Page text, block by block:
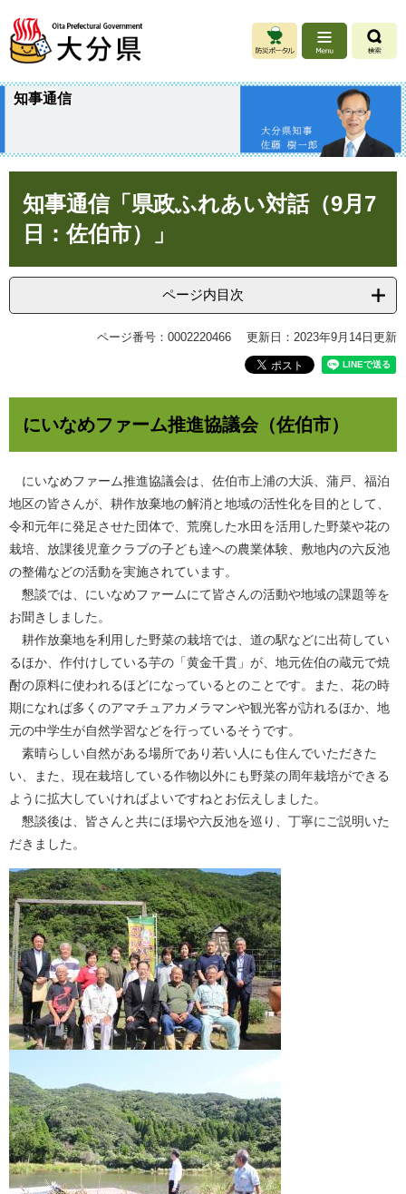
ジ
先
。
ュ
を
て
知事通信
知事通信「県政ふれあい対話（9月7
日：佐伯市）」
ページ内目次
ページ番号：0002220466 更新日：2023年9月14日更新
にいなめファーム推進協議会（佐伯市）
にいなめファーム推進協議会は、佐伯市上浦の大浜、蒲戸、福泊
地区の皆さんが、耕作放棄地の解消と地域の活性化を目的として、
令和元年に発足させた団体で、荒廃した水田を活用した野菜や花の
栽培、放課後児童クラブの子ども達への農業体験、敷地内の六反池
の整備などの活動を実施されています。
懇談では、にいなめファームにて皆さんの活動や地域の課題等を
お聞きしました。
耕作放棄地を利用した野菜の栽培では、道の駅などに出荷してい
るほか、作付けしている芋の「黄金千貫」が、地元佐伯の蔵元で焼
酎の原料に使われるほどになっているとのことです。また、花の時
期になれば多くのアマチュアカメラマンや観光客が訪れるほか、地
元の中学生が自然学習などを行っているそうです。
素晴らしい自然がある場所であり若い人にも住んでいただきた
い、また、現在栽培している作物以外にも野菜の周年栽培ができる
ように拡大していければよいですねとお伝えしました。
懇談後は、皆さんと共にほ場や六反池を巡り、丁寧にご説明いた
だきました。